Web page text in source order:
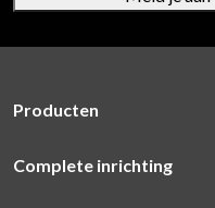
Producten
Complete inrichting